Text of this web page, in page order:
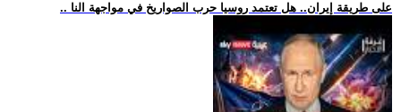
.. على طريقة إيران.. هل تعتمد روسيا حرب الصواريخ في مواجهة النا